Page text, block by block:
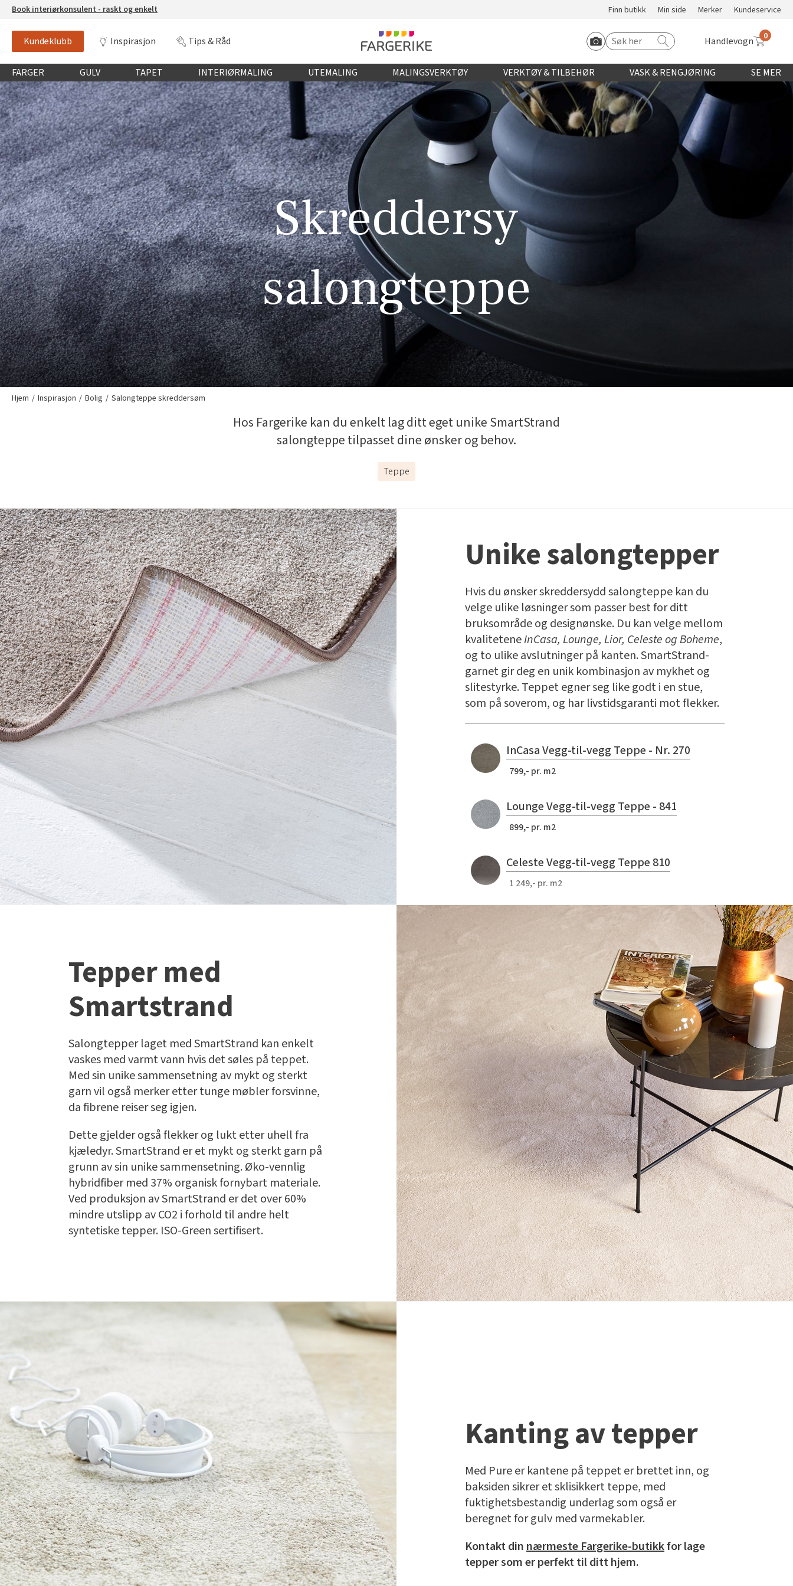
Book interiørkonsulent - raskt og enkelt Finn butikk Min side Merker Kundeservice
Kundeklubb Inspirasjon Tips & Råd Start Roomvo
Søk etter: Handlevogn 0
Globalnavigasjon mobil
FARGER GULV TAPET INTERIØRMALING UTEMALING MALINGSVERKTØY VERKTØY & TILBEHØR VASK & RENGJØRING SE MER
Skreddersy
salongteppe
Hjem Inspirasjon Bolig Salongteppe skreddersøm
Hos Fargerike kan du enkelt lag ditt eget unike SmartStrand
salongteppe tilpasset dine ønsker og behov.
Teppe
Unike salongtepper
Hvis du ønsker skreddersydd salongteppe kan du
velge ulike løsninger som passer best for ditt
bruksområde og designønske. Du kan velge mellom
kvaliteteneInCasa, Lounge, Lior, Celeste og Boheme,
og to ulike avslutninger på kanten. SmartStrand-
garnet gir deg en unik kombinasjon av mykhet og
slitestyrke. Teppet egner seg like godt i en stue,
som på soverom, og har livstidsgaranti mot flekker.
InCasa Vegg-til-vegg Teppe - Nr. 270
799,- pr. m2
Lounge Vegg-til-vegg Teppe - 841
899,- pr. m2
Celeste Vegg-til-vegg Teppe 810
1 249,- pr. m2
Boheme Vegg-til-vegg Teppe 430
Tepper med
Smartstrand
Salongtepper laget med SmartStrand kan enkelt
vaskes med varmt vann hvis det søles på teppet.
Med sin unike sammensetning av mykt og sterkt
garn vil også merker etter tunge møbler forsvinne,
da fibrene reiser seg igjen.
Dette gjelder også flekker og lukt etter uhell fra
kjæledyr. SmartStrand er et mykt og sterkt garn på
grunn av sin unike sammensetning. Øko-vennlig
hybridfiber med 37% organisk fornybart materiale.
Ved produksjon av SmartStrand er det over 60%
mindre utslipp av CO2 i forhold til andre helt
syntetiske tepper. ISO-Green sertifisert.
Kanting av tepper
Med Pure er kantene på teppet er brettet inn, og
baksiden sikrer et sklisikkert teppe, med
fuktighetsbestandig underlag som også er
beregnet for gulv med varmekabler.
Kontakt din nærmeste Fargerike-butikkfor lage
tepper som er perfekt til ditt hjem.